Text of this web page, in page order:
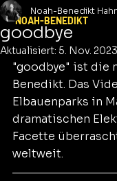
NOAH-BENEDIKT
goodbye
Noah-Benedikt
Aktualisiert: 5. Nov. 2023
"goodbye" ist die
Benedikt. Das
Elbauenparks in
dramatischen
Facette
weltweit.